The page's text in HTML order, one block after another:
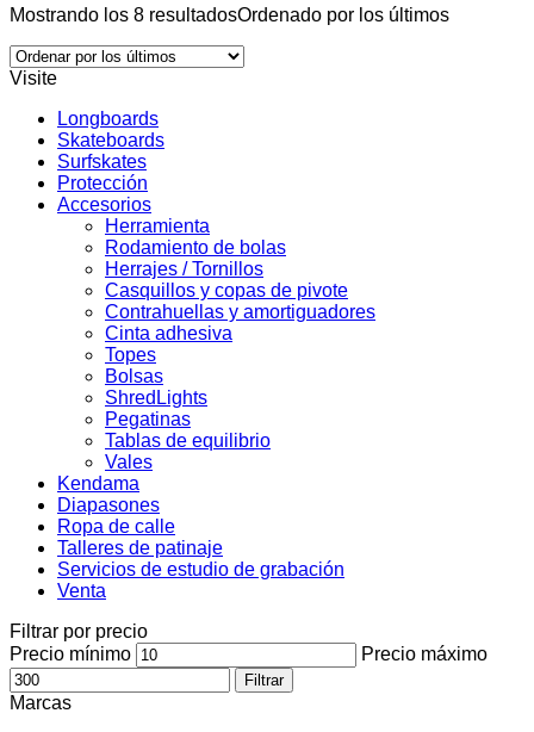
Mostrando los 8 resultadosOrdenado por los últimos
Visite
Longboards
Skateboards
Surfskates
Protección
Accesorios
Herramienta
Rodamiento de bolas
Herrajes / Tornillos
Casquillos y copas de pivote
Contrahuellas y amortiguadores
Cinta adhesiva
Topes
Bolsas
ShredLights
Pegatinas
Tablas de equilibrio
Vales
Kendama
Diapasones
Ropa de calle
Talleres de patinaje
Servicios de estudio de grabación
Venta
Filtrar por precio
Precio mínimo
Precio máximo
Filtrar
Marcas